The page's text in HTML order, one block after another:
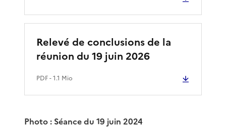
Relevé de conclusions de la
réunion du 19 juin 2026
PDF- 1.1 Mio
Photo : Séance du 19 juin 2024